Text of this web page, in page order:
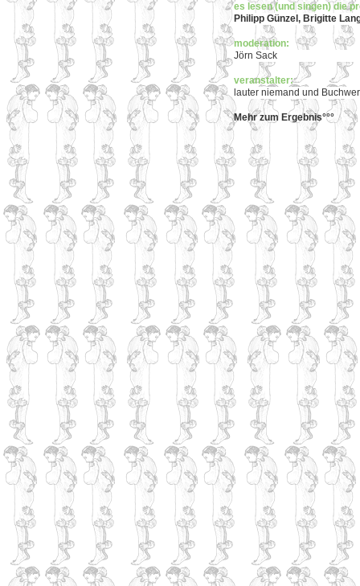
es lesen (und singen) die
Philipp Günzel, Brigitte
moderation:
Jörn Sack
veranstalter:
lauter niemand und
Mehr zum Ergebnis°°°